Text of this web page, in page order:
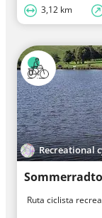
3,12 km
Recreational
Ruta ciclista